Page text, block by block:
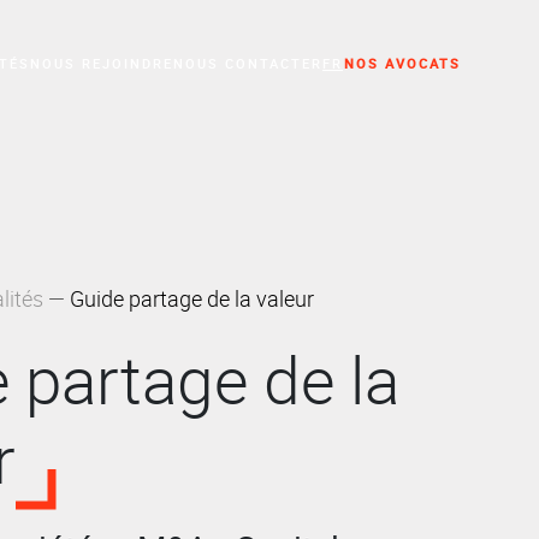
NOS AVOCATS
Guide partage de la valeur
partage de la